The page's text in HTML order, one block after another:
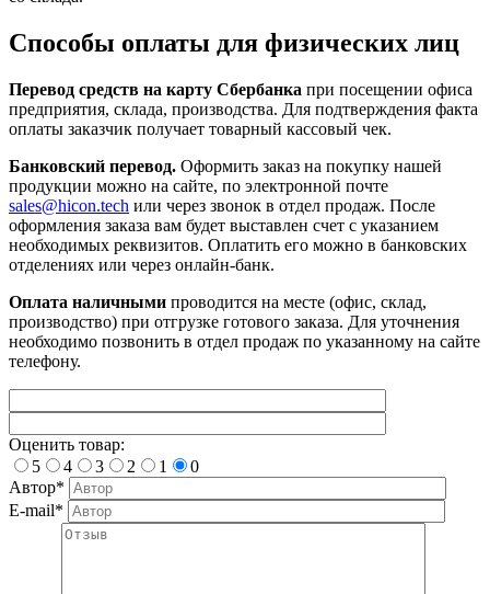
Способы оплаты для физических лиц
Перевод средств на карту Сбербанка при посещении офиса
предприятия, склада, производства. Для подтверждения факта
оплаты заказчик получает товарный кассовый чек.
Банковский перевод. Оформить заказ на покупку нашей
продукции можно на сайте, по электронной почте
sales@hicon.tech или через звонок в отдел продаж. После
оформления заказа вам будет выставлен счет с указанием
необходимых реквизитов. Оплатить его можно в банковских
отделениях или через онлайн-банк.
Оплата наличными проводится на месте (офис, склад,
производство) при отгрузке готового заказа. Для уточнения
необходимо позвонить в отдел продаж по указанному на сайте
телефону.
Оценить товар:
5
4 3 2 1
0
Автор*
E-mail*